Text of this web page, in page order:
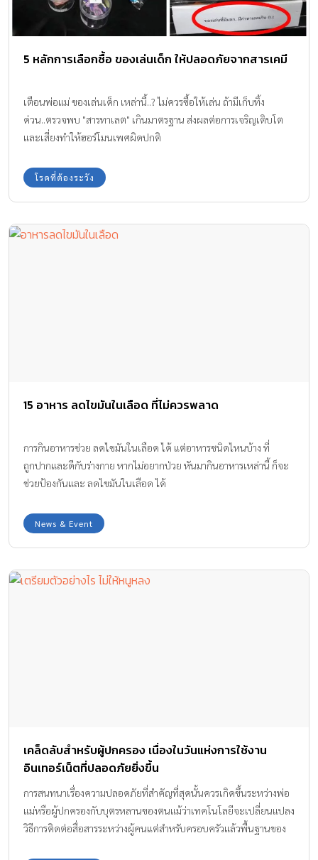
5 หลักการเลือกซื้อ ของเล่นเด็ก ให้ปลอดภัยจากสารเคมี
เตือนพ่อแม่ ของเล่นเด็ก เหล่านี้..? ไม่ควรซื้อให้เล่น ถ้ามีเก็บทิ้ง
ด่วน..ตรวจพบ "สารทาเลต" เกินมาตรฐาน ส่งผลต่อการเจริญเติบโต
และเสี่ยงทำให้ฮอร์โมนเพศผิดปกติ
โรคที่ต้องระวัง
15 อาหาร ลดไขมันในเลือด ที่ไม่ควรพลาด
การกินอาหารช่วย ลดไขมันในเลือด ได้ แต่อาหารชนิดไหนบ้าง ที่
ถูกปากและดีกับร่างกาย หากไม่อยากป่วย หันมากินอาหารเหล่านี้ ก็จะ
ช่วยป้องกันและ ลดไขมันในเลือด ได้
News & Event
เคล็ดลับสำหรับผู้ปกครอง เนื่องในวันแห่งการใช้งาน
อินเทอร์เน็ตที่ปลอดภัยยิ่งขึ้น
การสนทนาเรื่องความปลอดภัยที่สำคัญที่สุดนั้นควรเกิดขึ้นระหว่างพ่อ
แม่หรือผู้ปกครองกับบุตรหลานของตนแม้ว่าเทคโนโลยีจะเปลี่ยนแปลง
วิธีการติดต่อสื่อสารระหว่างผู้คนแต่สำหรับครอบครัวแล้วพื้นฐานของ